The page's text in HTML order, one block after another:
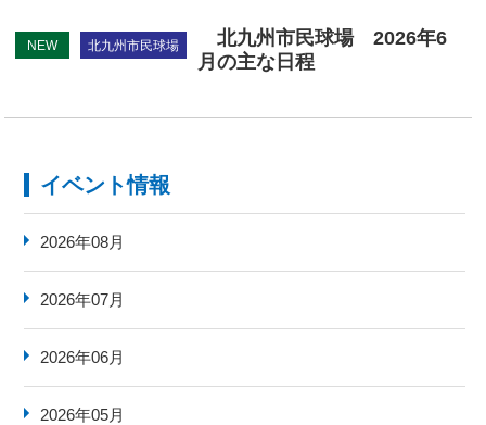
NEW 北九州市民球場
北九州市民球場 2026年6
月の主な日程
イベント情報
2026年08月
2026年07月
2026年06月
2026年05月
ご利用概要